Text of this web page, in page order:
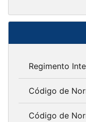
Regimento
Código de
Código de